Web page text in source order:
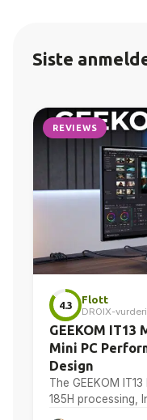
Siste
REVIEWS
4.3
Flott
DROIX-
GEEKOM
Mini PC
Design
The GEEKOM
185H processing,